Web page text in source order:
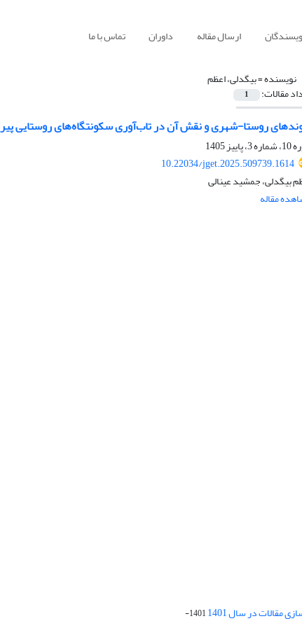
ارسال مقاله داوران تماس با ما
نویسنده =بیگدلی، اعظم
مقالات: 1
روستا-شهری و نقش آن در تاب‌آوری سکونتگاه‌های روستایی
1405
10.22034/jget.2025.509739.1614
بیگدلی، جمشید عینالی
مقاله
مقالات در سال 1401
1401-